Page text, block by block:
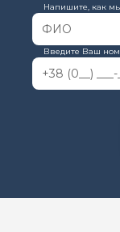
Напишите, как
Введите Ваш